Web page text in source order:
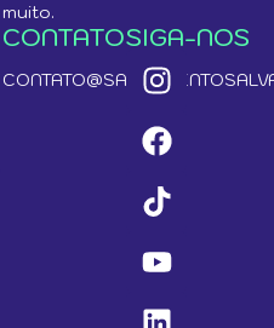
muito.
CONTATOSIGA-NOS